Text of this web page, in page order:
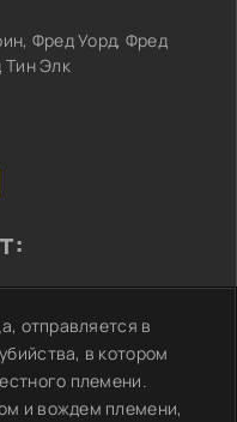
Фред Уорд, Фред
Тин Элк
отправляется в
в котором
племени.
и вождем племени,